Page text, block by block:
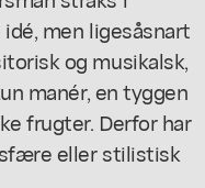
men ligesåsnart
og musikalsk,
manér, en tyggen
frugter. Derfor har
eller stilistisk